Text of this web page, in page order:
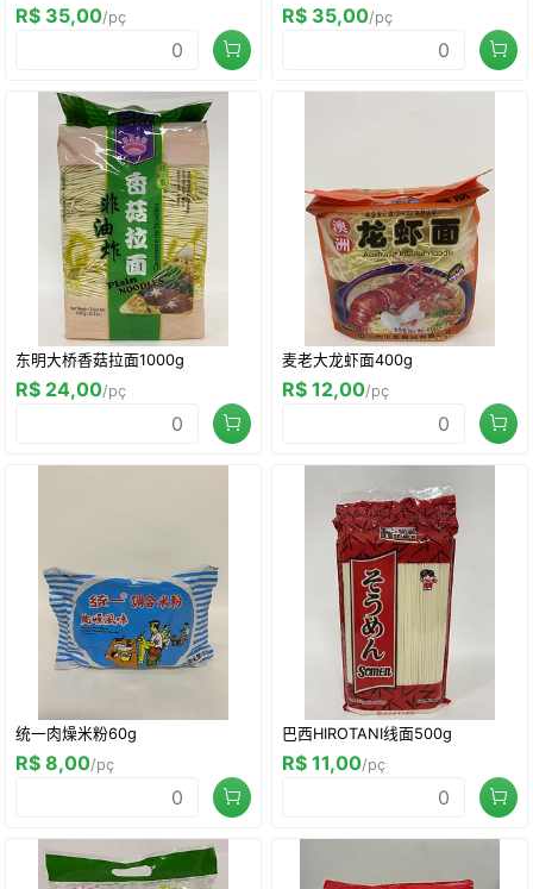
R$ 35,00/pç R$ 35,00/pç
东明大桥香菇拉面1000g
R$ 24,00/pç
麦老大龙虾面400g
R$ 12,00/pç
统一肉燥米粉60g
R$ 8,00/pç
巴西HIROTANI线面500g
R$ 11,00/pç